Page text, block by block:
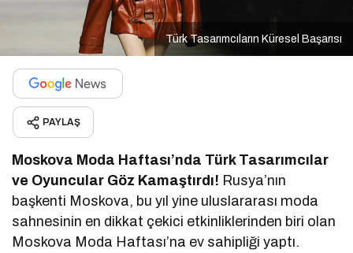
Türk Tasarımcıların Küresel Başarısı
PAYLAŞ
Moskova Moda Haftası’nda Türk Tasarımcılar
ve Oyuncular Göz Kamaştırdı! Rusya’nın
başkenti Moskova, bu yıl yine uluslararası moda
sahnesinin en dikkat çekici etkinliklerinden biri olan
Moskova Moda Haftası’na ev sahipliği yaptı.